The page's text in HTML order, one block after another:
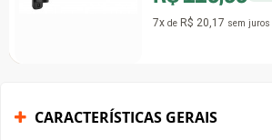
R$ 20,17sem juros no cartão
CARACTERÍSTICAS GERAIS